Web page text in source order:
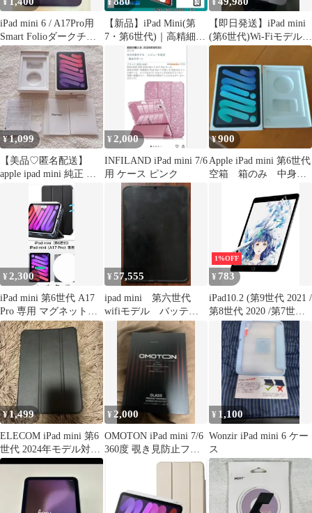
¥
iPad mini 6 / A17Pro用
Smart Folioダークチェ
リー
¥
【新品】iPad Mini(第
7・第6世代)｜高精細｜
反射防止｜フィルム☆a
¥
【即日発送】iPad mini
(第6世代)Wi-Fiモデル
ピンク 64GB
¥1,099
【美品♡匿名配送】
apple ipad mini 純正 第
６世代 【箱のみ】
¥ 2,000
INFILAND iPad mini 7/6
用 ケース ピンク
¥900
Apple iPad mini 第6世代
空箱 箱のみ 中身無
¥2,300
iPad mini 第6世代 A17
Pro 専用 マグネットケ
ース
¥57,555
ipad mini 第六世代
wifiモデル バッテリ
ー容量100%
1%OFF
¥ 783
iPad10.2 (第9世代 2021 /
第8世代 2020 /第7世代
2019)保護フィルムPET
ペーパー紙ライク フィ
ルムMini 6, iPad Pro 9.7
/ iPad (2018年,2019年第
６世代) (2017年第5世
代)Air2/1
¥1,499
ELECOM iPad mini 第6
世代 2024年モデル対応
フラップケース
¥ 2,000
OMOTON iPad mini 7/6
360度 覗き見防止フィ
¥ 1,100
Wonzir iPad mini 6 ケー
ス